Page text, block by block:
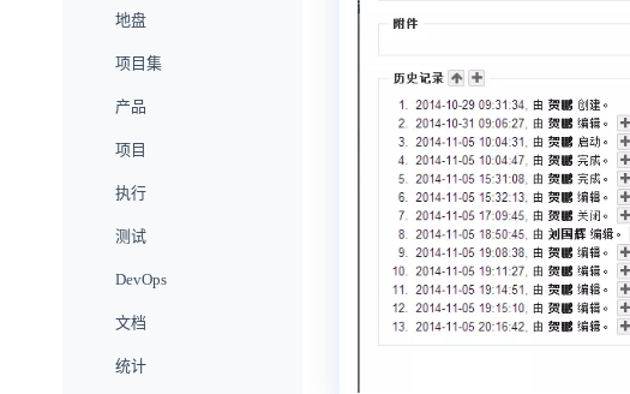
地盘
项目集
产品
项目
执行
测试
DevOps
文档
统计